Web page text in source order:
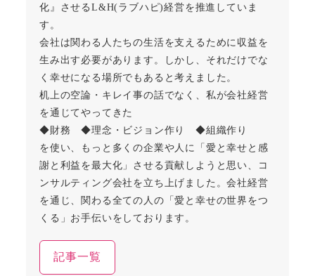
化』させるL&H(ラブハピ)経営を推進していま
す。
会社は関わる人たちの生活を支えるために収益を
生み出す必要があります。しかし、それだけでな
く幸せになる場所でもあると考えました。
机上の空論・キレイ事の話でなく、私が会社経営
を通じてやってきた
◆財務 ◆理念・ビジョン作り ◆組織作り
を使い、もっと多くの企業や人に「愛と幸せと感
謝と利益を最大化」させる貢献しようと思い、コ
ンサルティング会社を立ち上げました。会社経営
を通じ、関わる全ての人の「愛と幸せの世界をつ
くる」お手伝いをしております。
記事一覧